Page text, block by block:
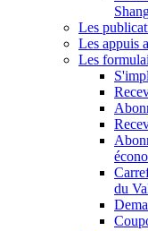
Les
Les appuis
Les
du